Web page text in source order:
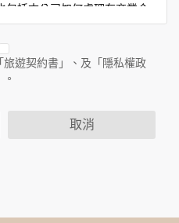
包括本公司如何處理在商業合
份識別資料。隱私權保護政策
上的廣告廠商連結，這些置
的資料。對於您主動提供的個
站有其個別的隱私權保護政
論區中任意公開個人資料的行
遊契約書」、及「隱私權政
取消